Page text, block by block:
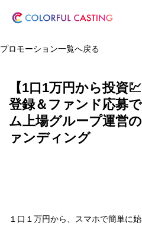
プロモーション一覧へ戻る
【1口1万円から投資
登録＆ファンド応募
ム上場グループ運営
ァンディング
１口１万円から、スマホで簡単に